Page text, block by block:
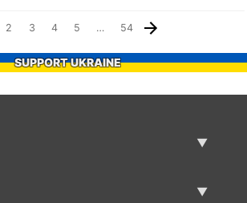
2 3 4 5 … 54
SUPPORT UKRAINE